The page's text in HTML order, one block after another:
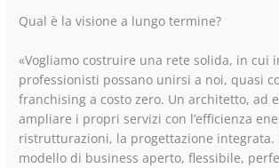
Qual è la visione a lungo termine?
«Vogliamo costruire una rete solida, in cui
professionisti possano unirsi a noi, quasi
franchising a costo zero. Un architetto, ad
ampliare i propri servizi con l’efficienza
ristrutturazioni, la progettazione integrata.
modello di business aperto, flessibile,